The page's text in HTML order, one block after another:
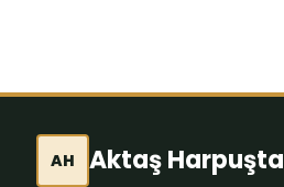
AH Aktaş Harpuşta